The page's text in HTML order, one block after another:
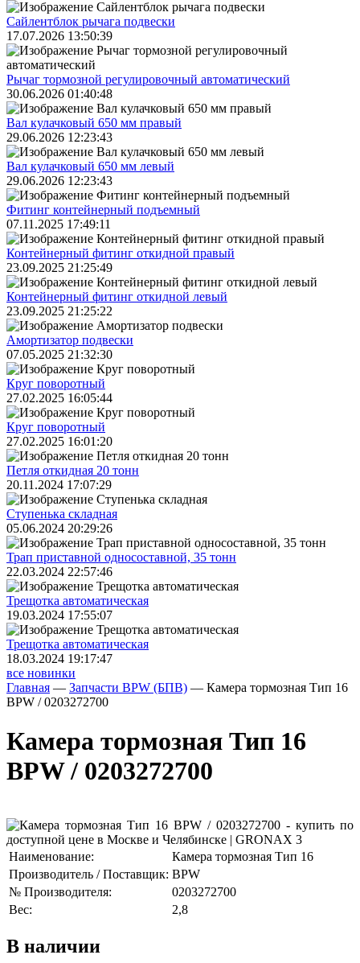
Сайлентблок рычага подвески
17.07.2026 13:50:39
Рычаг тормозной регулировочный автоматический
30.06.2026 01:40:48
Вал кулачковый 650 мм правый
29.06.2026 12:23:43
Вал кулачковый 650 мм левый
29.06.2026 12:23:43
Фитинг контейнерный подъемный
07.11.2025 17:49:11
Контейнерный фитинг откидной правый
23.09.2025 21:25:49
Контейнерный фитинг откидной левый
23.09.2025 21:25:22
Амортизатор подвески
07.05.2025 21:32:30
Круг поворотный
27.02.2025 16:05:44
Круг поворотный
27.02.2025 16:01:20
Петля откидная 20 тонн
20.11.2024 17:07:29
Ступенька складная
05.06.2024 20:29:26
Трап приставной односоставной, 35 тонн
22.03.2024 22:57:46
Трещoтка автоматическая
19.03.2024 17:55:07
Трещoтка автоматическая
18.03.2024 19:17:47
все новинки
Главная — Запчасти BPW (БПВ) — Камера тормозная Тип 16
BPW / 0203272700
Камера тормозная Тип 16
BPW / 0203272700
Наименование:
Камера тормозная Тип 16
Производитель / Поставщик: BPW
№ Производителя:
0203272700
Вес:
2,8
В наличии